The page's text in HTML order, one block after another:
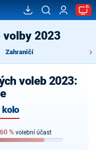
2023
Zahraničí
voleb 2023:
kolo
% volební účast